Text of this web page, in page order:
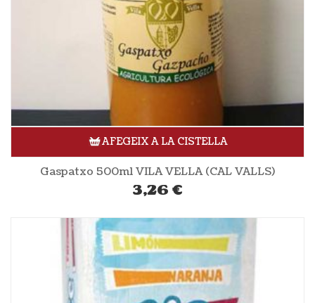
AFEGEIX A LA CISTELLA
Gaspatxo 500ml VILA VELLA (CAL VALLS)
3,26 €